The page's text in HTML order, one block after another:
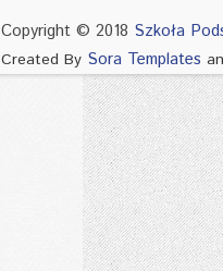
Copyright © 2018 Szkoła
Created By Sora Templates